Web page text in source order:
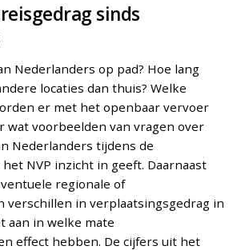
sinds
Nederlanders op pad? Hoe lang
locaties dan thuis? Welke
er met het openbaar vervoer
wat voorbeelden van vragen over
Nederlanders tijdens de
NVP inzicht in geeft. Daarnaast
regionale of
verschillen in verplaatsingsgedrag in
aan in welke mate
effect hebben. De cijfers uit het